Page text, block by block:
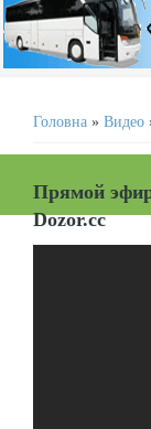
Головна » Видео
Прямой
Dozor.cc